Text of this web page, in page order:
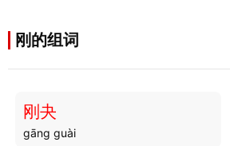
刚的组词
刚夬
gāng guài